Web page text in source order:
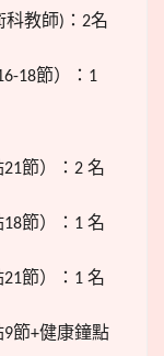
科教師) ： 2名
18節）： 1
21節）： 2 名
18節）： 1 名
21節）： 1 名
9節+健康鐘點